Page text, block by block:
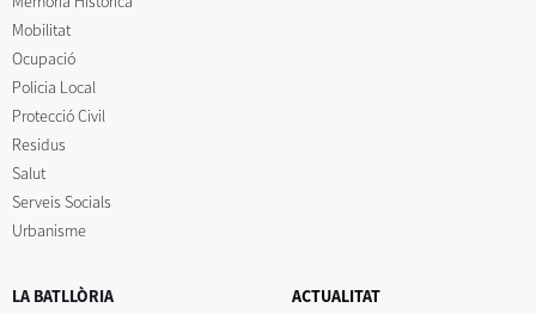
Mobilitat
Ocupació
Policia Local
Protecció Civil
Residus
Salut
Serveis Socials
Urbanisme
LA BATLLÒRIA
ACTUALITAT